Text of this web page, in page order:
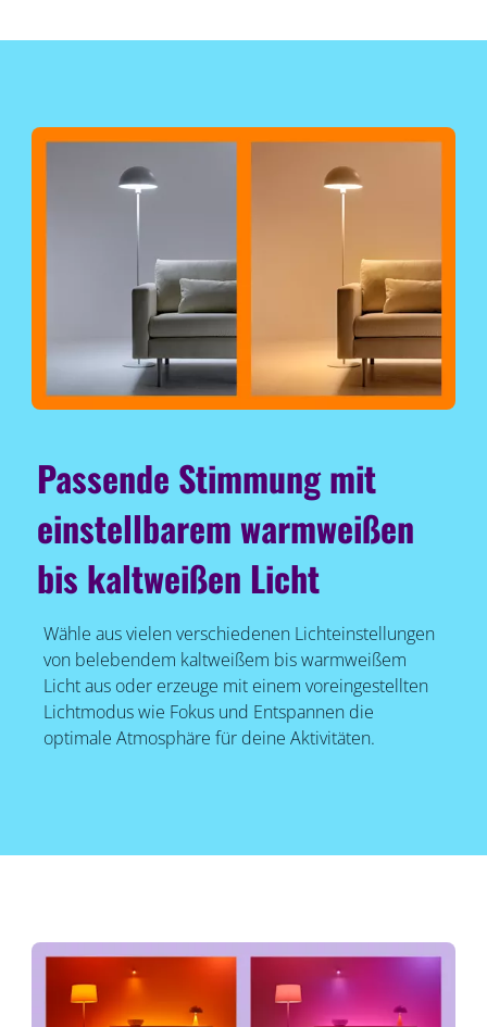
Passende Stimmung mit
einstellbarem warmweißen
bis kaltweißen Licht
Wähle aus vielen verschiedenen Lichteinstellungen
von belebendem kaltweißem bis warmweißem
Licht aus oder erzeuge mit einem voreingestellten
Lichtmodus wie Fokus und Entspannen die
optimale Atmosphäre für deine Aktivitäten.